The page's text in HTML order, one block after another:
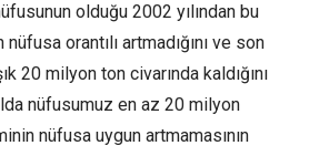
olduğu 2002 yılından bu
orantılı artmadığını ve son
20 milyon ton civarında kaldığını
nüfusumuz en az 20 milyon
nüfusa uygun artmamasının